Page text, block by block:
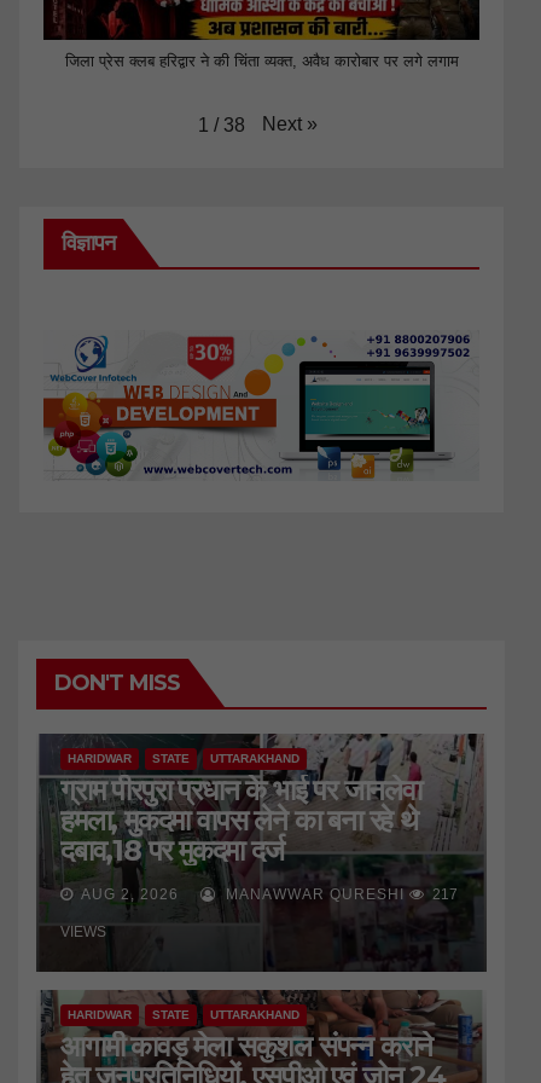
जिला प्रेस क्लब हरिद्वार ने की चिंता व्यक्त, अवैध कारोबार पर लगे लगाम
1 / 38 Next »
विज्ञापन
DON'T MISS
HARIDWAR STATE UTTARAKHAND
ग्राम पीरपुरा प्रधान के भाई पर जानलेवा
हमला, मुकदमा वापस लेने का बना रहे थे
दबाव,18 पर मुकदमा दर्ज
AUG 2, 2026 MANAWWAR QURESHI 217
VIEWS
HARIDWAR STATE UTTARAKHAND
आगामी कावड़ मेला सकुशल संपन्न कराने